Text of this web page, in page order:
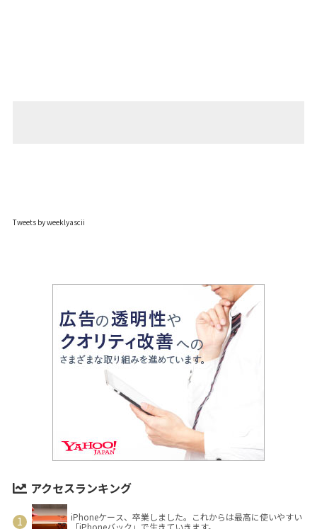
Tweets by weeklyascii
アクセスランキング
iPhoneケース、卒業しました。これからは最高に使いやすい
「iPhoneバック」で生きていきます。